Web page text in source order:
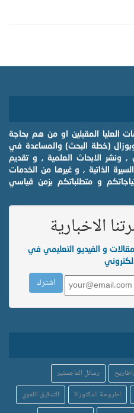
العليا المقبلين او من هم بحاجة
(خطة البحث) والمساعدة في
, ونشر الابحاث العلمية , و تقديم
الذاتية , و غيرها من الخدمات
و متطلباتكم بزمن قياسي
الاخبارية
و الفيديو التعليمي في
رسائل الماجستير
اطروحة الدكتوراة
التدقيق اللغوي